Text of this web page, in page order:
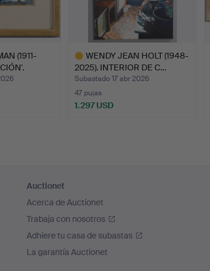
(1911-
WENDY JEAN HOLT (1948-
2025). INTERIOR DE C…
Subastado 17 abr 2026
47 pujas
1.297 USD
Auctionet
Acerca de Auctionet
Trabaja con nosotros
Adhiere tu casa de subastas
La garantía Auctionet